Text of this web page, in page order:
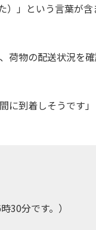
）」という言葉が
荷物の配送状況を
に到着しそうです
30分です。）